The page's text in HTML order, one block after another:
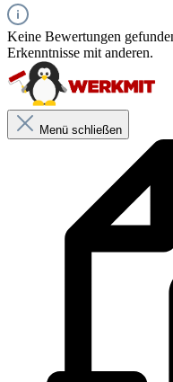
Feuchteschutz als
Feuchteschutz als
Keine Bewertungen
Erkenntnisse mit anderen.
Menü schließen